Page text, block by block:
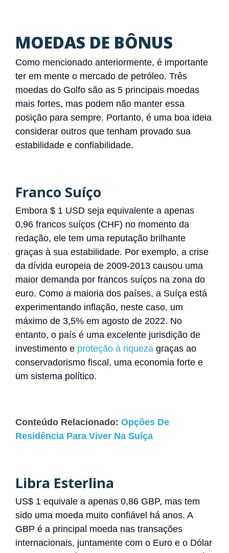
MOEDAS DE BÔNUS
Como mencionado anteriormente, é importante
ter em mente o mercado de petróleo. Três
moedas do Golfo são as 5 principais moedas
mais fortes, mas podem não manter essa
posição para sempre. Portanto, é uma boa ideia
considerar outros que tenham provado sua
estabilidade e confiabilidade.
Franco Suíço
Embora $ 1 USD seja equivalente a apenas
0,96 francos suíços (CHF) no momento da
redação, ele tem uma reputação brilhante
graças à sua estabilidade. Por exemplo, a crise
da dívida europeia de 2009-2013 causou uma
maior demanda por francos suíços na zona do
euro. Como a maioria dos países, a Suíça está
experimentando inflação, neste caso, um
máximo de 3,5% em agosto de 2022. No
entanto, o país é uma excelente jurisdição de
investimento e proteção à riqueza graças ao
conservadorismo fiscal, uma economia forte e
um sistema político.
Conteúdo Relacionado: Opções De
Residência Para Viver Na Suíça
Libra Esterlina
US$ 1 equivale a apenas 0,86 GBP, mas tem
sido uma moeda muito confiável há anos. A
GBP é a principal moeda nas transações
internacionais, juntamente com o Euro e o Dólar